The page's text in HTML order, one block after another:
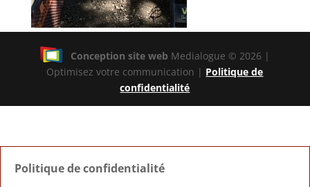
Conception site web Medialogue © 2026 |
Optimisez votre communication | Politique de
confidentialité
Politique de confidentialité